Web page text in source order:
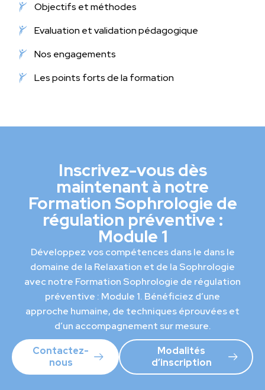
Objectifs et méthodes
Evaluation et validation pédagogique
Nos engagements
Les points forts de la formation
Inscrivez-vous dès
maintenant à notre
Formation Sophrologie de
régulation préventive :
Module 1
Développez vos compétences dans le dans le
domaine de la Relaxation et de la Sophrologie
avec notre Formation Sophrologie de régulation
préventive : Module 1. Bénéficiez d’une
approche humaine, de techniques éprouvées et
d’un accompagnement sur mesure.
Contactez-
nous
Modalités
d’inscription